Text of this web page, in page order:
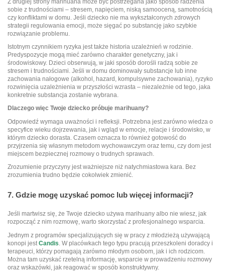
Z drugiej strony marihuana może być postrzegana jako sposób radzenia
sobie z trudnościami – stresem, napięciem, niską samooceną, samotnością
czy konfliktami w domu. Jeśli dziecko nie ma wykształconych zdrowych
strategii regulowania emocji, może sięgać po substancję jako szybkie
rozwiązanie problemu.
Istotnym czynnikiem ryzyka jest także historia uzależnień w rodzinie.
Predyspozycje mogą mieć zarówno charakter genetyczny, jak i
środowiskowy. Dzieci obserwują, w jaki sposób dorośli radzą sobie ze
stresem i trudnościami. Jeśli w domu dominowały substancje lub inne
zachowania nałogowe (alkohol, hazard, kompulsywne zachowania), ryzyko
rozwinięcia uzależnienia w przyszłości wzrasta – niezależnie od tego, jaka
konkretnie substancja zostanie wybrana.
Dlaczego więc Twoje dziecko próbuje marihuany?
Odpowiedź wymaga uważności i refleksji. Potrzebna jest zarówno wiedza o
specyfice wieku dojrzewania, jak i wgląd w emocje, relacje i środowisko, w
którym dziecko dorasta. Czasem oznacza to również gotowość do
przyjrzenia się własnym metodom wychowawczym oraz temu, czy dom jest
miejscem bezpiecznej rozmowy o trudnych sprawach.
Zrozumienie przyczyny jest ważniejsze niż natychmiastowa kara. Bez
zrozumienia trudno będzie cokolwiek zmienić.
7. Gdzie mogę uzyskać pomoc lub więcej informacji?
Jeśli martwisz się, że Twoje dziecko używa marihuany albo nie wiesz, jak
rozpocząć z nim rozmowę, warto skorzystać z profesjonalnego wsparcia.
Jednym z programów specjalizujących się w pracy z młodzieżą używającą
konopi jest Candis . W placówkach tego typu pracują przeszkoleni doradcy i
terapeuci, którzy pomagają zarówno młodym osobom, jak i ich rodzicom.
Można tam uzyskać rzetelną informację, wsparcie w prowadzeniu rozmowy
oraz wskazówki, jak reagować w sposób konstruktywny.